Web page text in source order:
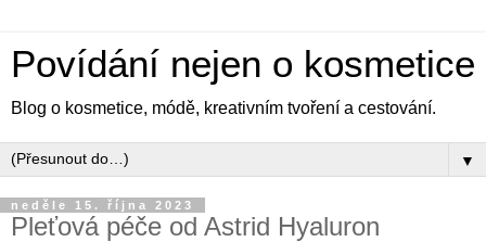
Povídání nejen o kosmetice
Blog o kosmetice, módě, kreativním tvoření a cestování.
▼
neděle 15. října 2023
Pleťová péče od Astrid Hyaluron